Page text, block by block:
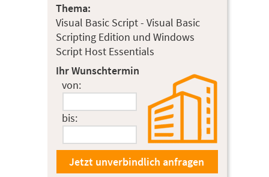
Thema:
Visual Basic Script - Visual Basic
Scripting Edition und Windows
Script Host Essentials
Ihr Wunschtermin
von:
bis: